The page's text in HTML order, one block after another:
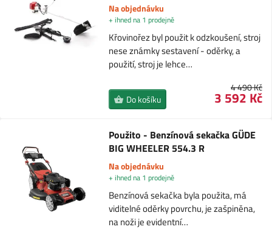
Na objednávku
+ ihned na 1 prodejně
Křovinořez byl použit k odzkoušení, stroj
nese známky sestavení - oděrky, a
použití, stroj je lehce…
4 490 Kč
3 592 Kč
Do košíku
Použito - Benzínová sekačka GÜDE
BIG WHEELER 554.3 R
Na objednávku
+ ihned na 1 prodejně
Benzínová sekačka byla použita, má
viditelné oděrky povrchu, je zašpiněna,
na noži je evidentní…